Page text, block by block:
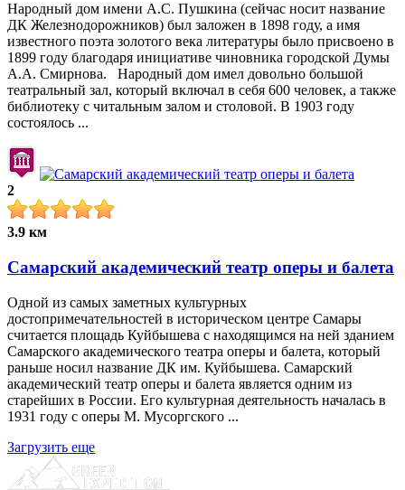
Народный дом имени А.С. Пушкина (сейчас носит название
ДК Железнодорожников) был заложен в 1898 году, а имя
известного поэта золотого века литературы было присвоено в
1899 году благодаря инициативе чиновника городской Думы
А.А. Смирнова. Народный дом имел довольно большой
театральный зал, который включал в себя 600 человек, а также
библиотеку с читальным залом и столовой. В 1903 году
состоялось ...
2
3.9 км
Самарский академический театр оперы и балета
Одной из самых заметных культурных
достопримечательностей в историческом центре Самары
считается площадь Куйбышева с находящимся на ней зданием
Самарского академического театра оперы и балета, который
раньше носил название ДК им. Куйбышева. Самарский
академический театр оперы и балета является одним из
старейших в России. Его культурная деятельность началась в
1931 году с оперы М. Мусоргского ...
Загрузить еще